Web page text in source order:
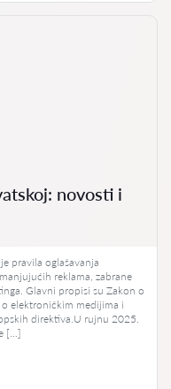
novosti i
pravila oglašavanja
reklama, zabrane
Glavni propisi su Zakon o
elektroničkim medijima i
direktiva.U rujnu 2025.
[…]